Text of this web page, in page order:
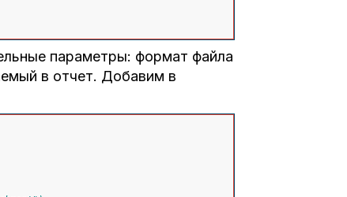
параметры: формат файла
в отчет. Добавим в